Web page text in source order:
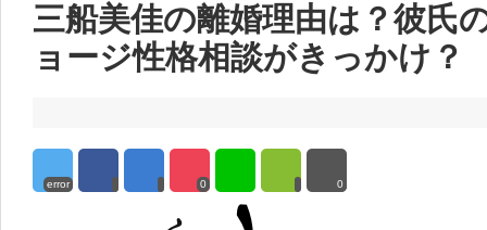
三船美佳の離婚理由は？彼氏
ョージ性格相談がきっかけ？
error 0 0